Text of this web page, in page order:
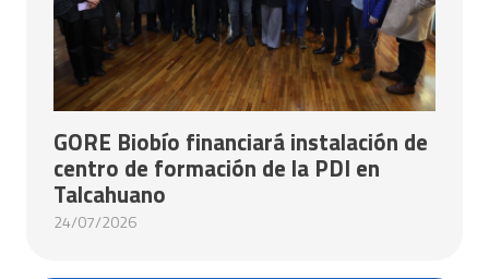
GORE Biobío financiará instalación de
centro de formación de la PDI en
Talcahuano
24/07/2026